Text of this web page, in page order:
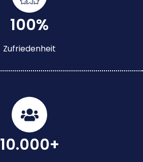
100%
Zufriedenheit
10.000+